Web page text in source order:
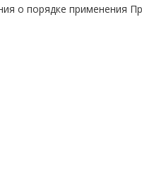
о порядке применения